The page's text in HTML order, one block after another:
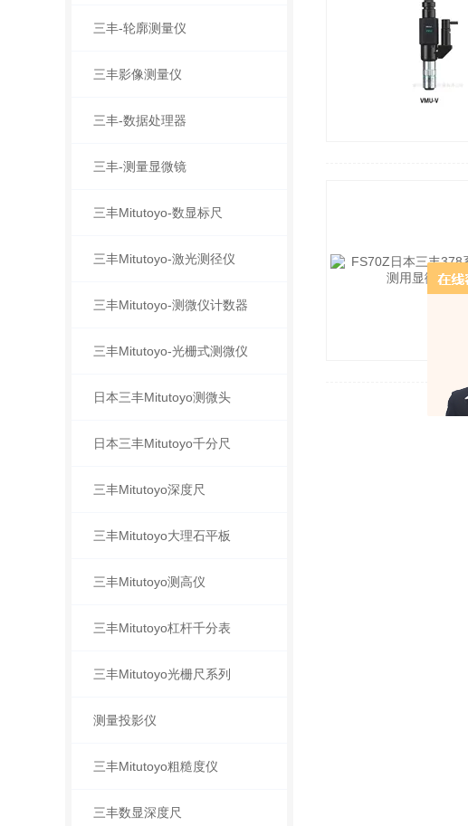
三丰-轮廓测量仪
三丰影像测量仪
三丰-数据处理器
三丰-测量显微镜
三丰Mitutoyo-数显标尺
三丰Mitutoyo-激光测径仪
三丰Mitutoyo-测微仪计数器
三丰Mitutoyo-光栅式测微仪
日本三丰Mitutoyo测微头
日本三丰Mitutoyo千分尺
三丰Mitutoyo深度尺
三丰Mitutoyo大理石平板
三丰Mitutoyo测高仪
三丰Mitutoyo杠杆千分表
三丰Mitutoyo光栅尺系列
测量投影仪
三丰Mitutoyo粗糙度仪
三丰数显深度尺